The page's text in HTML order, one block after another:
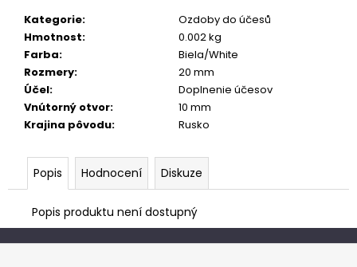
Kategorie:
Ozdoby do účesů
Hmotnost:
0.002 kg
Farba:
Biela/White
Rozmery:
20 mm
Účel:
Doplnenie účesov
Vnútorný otvor:
10 mm
Krajina pôvodu: Rusko
Popis Hodnocení Diskuze
Popis produktu není dostupný
e
m
e
Z